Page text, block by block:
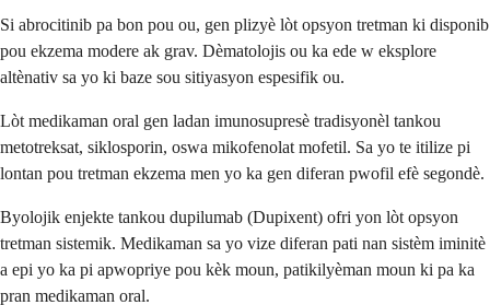
Si abrocitinib pa bon pou ou, gen plizyè lòt opsyon tretman ki disponib
pou ekzema modere ak grav. Dèmatolojis ou ka ede w eksplore
altènativ sa yo ki baze sou sitiyasyon espesifik ou.
Lòt medikaman oral gen ladan imunosupresè tradisyonèl tankou
metotreksat, siklosporin, oswa mikofenolat mofetil. Sa yo te itilize pi
lontan pou tretman ekzema men yo ka gen diferan pwofil efè segondè.
Byolojik enjekte tankou dupilumab (Dupixent) ofri yon lòt opsyon
tretman sistemik. Medikaman sa yo vize diferan pati nan sistèm iminitè
a epi yo ka pi apwopriye pou kèk moun, patikilyèman moun ki pa ka
pran medikaman oral.